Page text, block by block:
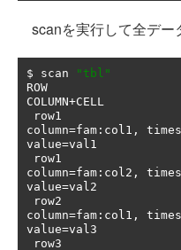
scanを実行して全デー
$ scan
"tbl"
ROW
COLUMN+CELL
column=fam : col1 ,
value=val1
column=fam : col2 ,
value=val2
column=fam : col1 ,
value=val3